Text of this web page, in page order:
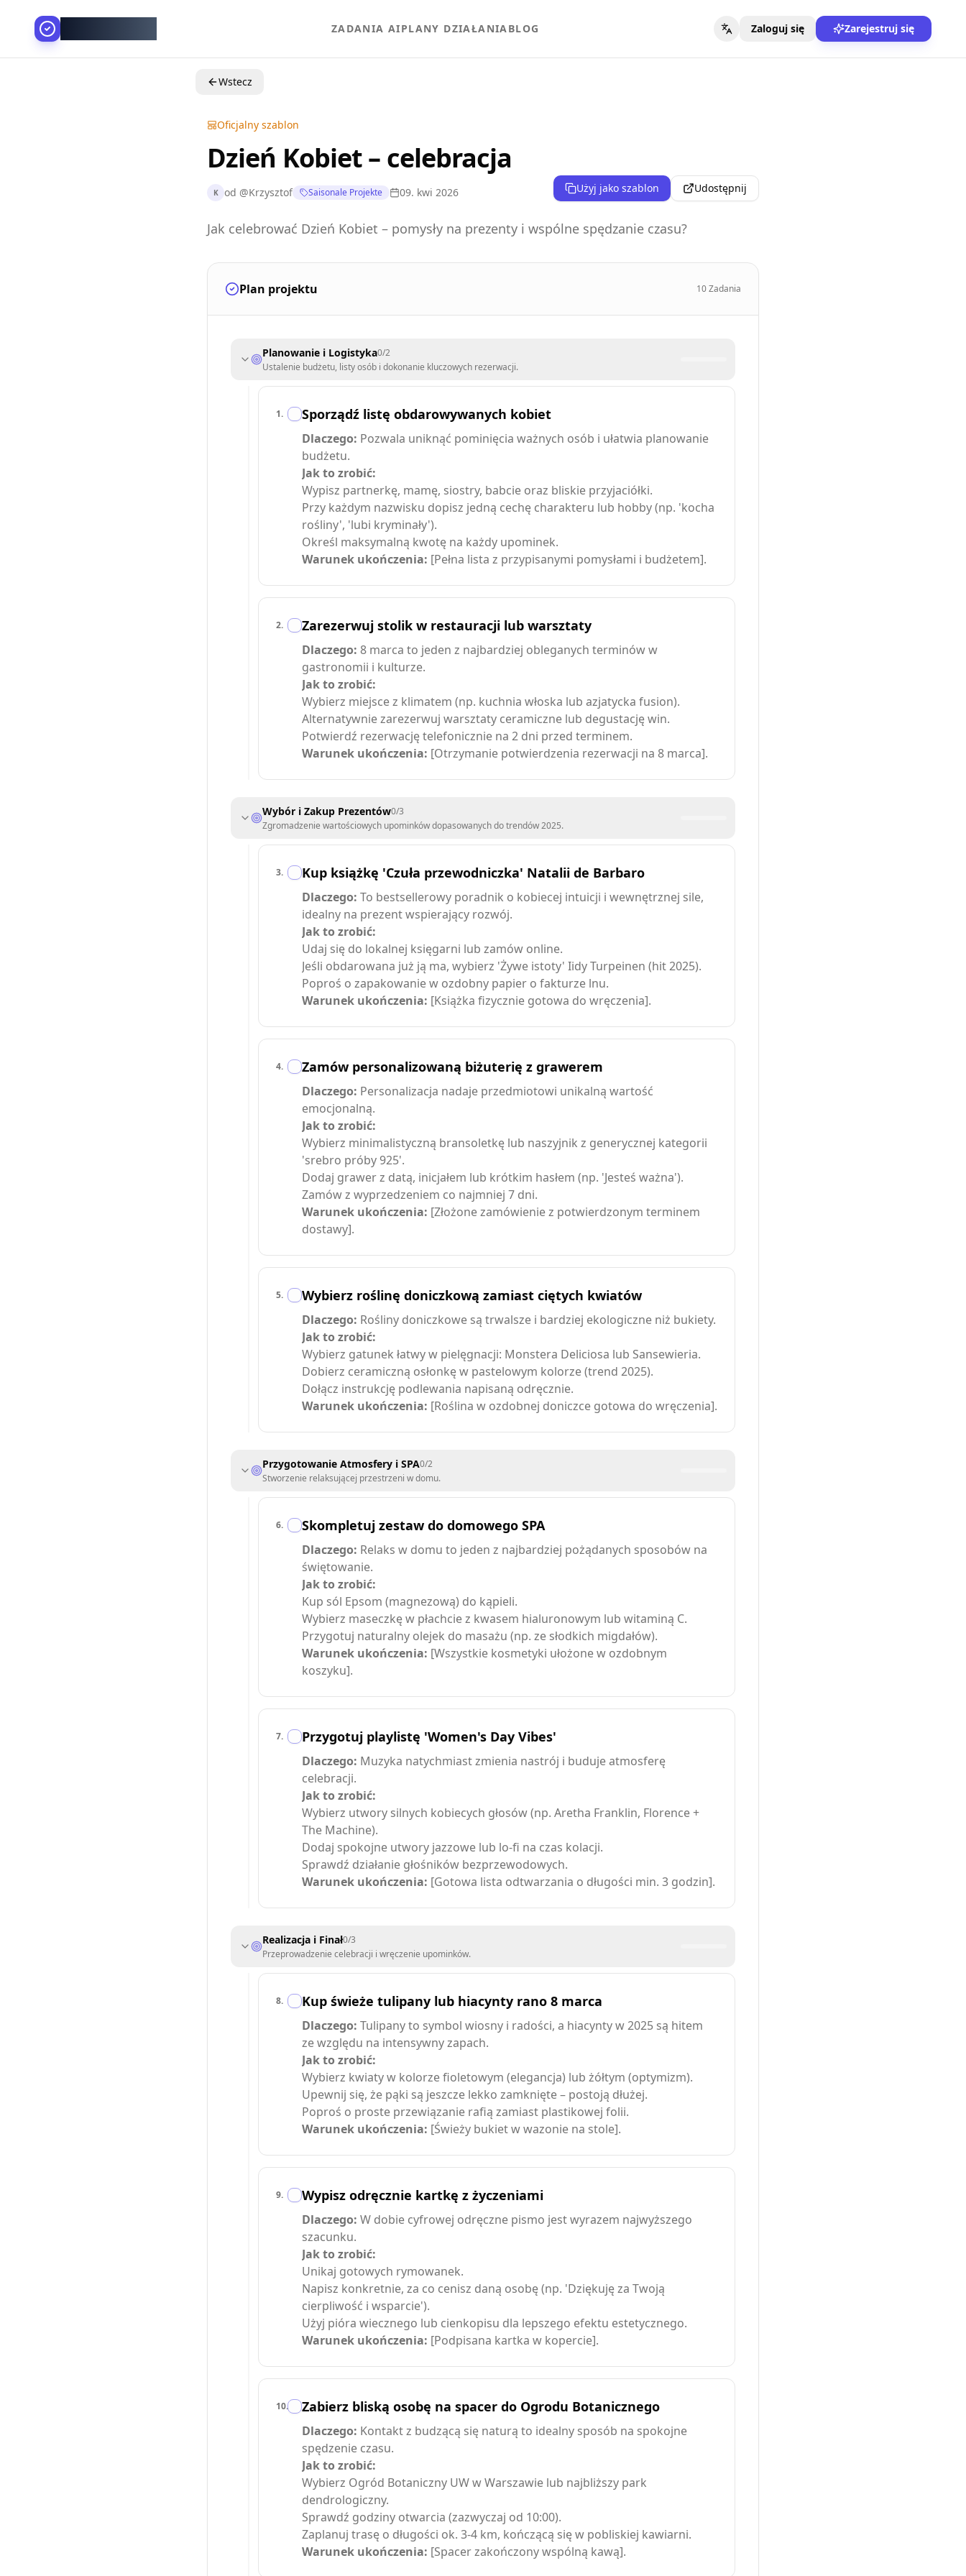
ZADANIA AIPLANY DZIAŁANIABLOG Zaloguj się Zarejestruj się
Wstecz
Oficjalny szablon
Dzień Kobiet – celebracja
K od @Krzysztof Saisonale Projekte 09. kwi 2026 Użyj jako szablon Udostępnij
Jak celebrować Dzień Kobiet – pomysły na prezenty i wspólne spędzanie czasu?
Plan projektu 10Zadania
Planowanie i Logistyka0/2
Ustalenie budżetu, listy osób i dokonanie kluczowych rezerwacji.
1. Sporządź listę obdarowywanych kobiet
Dlaczego: Pozwala uniknąć pominięcia ważnych osób i ułatwia planowanie
budżetu.
Jak to zrobić:
Wypisz partnerkę, mamę, siostry, babcie oraz bliskie przyjaciółki.
Przy każdym nazwisku dopisz jedną cechę charakteru lub hobby (np. 'kocha
rośliny', 'lubi kryminały').
Określ maksymalną kwotę na każdy upominek.
Warunek ukończenia: [Pełna lista z przypisanymi pomysłami i budżetem].
2. Zarezerwuj stolik w restauracji lub warsztaty
Dlaczego: 8 marca to jeden z najbardziej obleganych terminów w
gastronomii i kulturze.
Jak to zrobić:
Wybierz miejsce z klimatem (np. kuchnia włoska lub azjatycka fusion).
Alternatywnie zarezerwuj warsztaty ceramiczne lub degustację win.
Potwierdź rezerwację telefonicznie na 2 dni przed terminem.
Warunek ukończenia: [Otrzymanie potwierdzenia rezerwacji na 8 marca].
Wybór i Zakup Prezentów0/3
Zgromadzenie wartościowych upominków dopasowanych do trendów 2025.
3. Kup książkę 'Czuła przewodniczka' Natalii de Barbaro
Dlaczego: To bestsellerowy poradnik o kobiecej intuicji i wewnętrznej sile,
idealny na prezent wspierający rozwój.
Jak to zrobić:
Udaj się do lokalnej księgarni lub zamów online.
Jeśli obdarowana już ją ma, wybierz 'Żywe istoty' Iidy Turpeinen (hit 2025).
Poproś o zapakowanie w ozdobny papier o fakturze lnu.
Warunek ukończenia: [Książka fizycznie gotowa do wręczenia].
4. Zamów personalizowaną biżuterię z grawerem
Dlaczego: Personalizacja nadaje przedmiotowi unikalną wartość
emocjonalną.
Jak to zrobić:
Wybierz minimalistyczną bransoletkę lub naszyjnik z generycznej kategorii
'srebro próby 925'.
Dodaj grawer z datą, inicjałem lub krótkim hasłem (np. 'Jesteś ważna').
Zamów z wyprzedzeniem co najmniej 7 dni.
Warunek ukończenia: [Złożone zamówienie z potwierdzonym terminem
dostawy].
5. Wybierz roślinę doniczkową zamiast ciętych kwiatów
Dlaczego: Rośliny doniczkowe są trwalsze i bardziej ekologiczne niż bukiety.
Jak to zrobić:
Wybierz gatunek łatwy w pielęgnacji: Monstera Deliciosa lub Sansewieria.
Dobierz ceramiczną osłonkę w pastelowym kolorze (trend 2025).
Dołącz instrukcję podlewania napisaną odręcznie.
Warunek ukończenia: [Roślina w ozdobnej doniczce gotowa do wręczenia].
Przygotowanie Atmosfery i SPA0/2
Stworzenie relaksującej przestrzeni w domu.
6. Skompletuj zestaw do domowego SPA
Dlaczego: Relaks w domu to jeden z najbardziej pożądanych sposobów na
świętowanie.
Jak to zrobić:
Kup sól Epsom (magnezową) do kąpieli.
Wybierz maseczkę w płachcie z kwasem hialuronowym lub witaminą C.
Przygotuj naturalny olejek do masażu (np. ze słodkich migdałów).
Warunek ukończenia: [Wszystkie kosmetyki ułożone w ozdobnym
koszyku].
7. Przygotuj playlistę 'Women's Day Vibes'
Dlaczego: Muzyka natychmiast zmienia nastrój i buduje atmosferę
celebracji.
Jak to zrobić:
Wybierz utwory silnych kobiecych głosów (np. Aretha Franklin, Florence +
The Machine).
Dodaj spokojne utwory jazzowe lub lo-fi na czas kolacji.
Sprawdź działanie głośników bezprzewodowych.
Warunek ukończenia: [Gotowa lista odtwarzania o długości min. 3 godzin].
Realizacja i Finał0/3
Przeprowadzenie celebracji i wręczenie upominków.
8. Kup świeże tulipany lub hiacynty rano 8 marca
Dlaczego: Tulipany to symbol wiosny i radości, a hiacynty w 2025 są hitem
ze względu na intensywny zapach.
Jak to zrobić:
Wybierz kwiaty w kolorze fioletowym (elegancja) lub żółtym (optymizm).
Upewnij się, że pąki są jeszcze lekko zamknięte – postoją dłużej.
Poproś o proste przewiązanie rafią zamiast plastikowej folii.
Warunek ukończenia: [Świeży bukiet w wazonie na stole].
9. Wypisz odręcznie kartkę z życzeniami
Dlaczego: W dobie cyfrowej odręczne pismo jest wyrazem najwyższego
szacunku.
Jak to zrobić:
Unikaj gotowych rymowanek.
Napisz konkretnie, za co cenisz daną osobę (np. 'Dziękuję za Twoją
cierpliwość i wsparcie').
Użyj pióra wiecznego lub cienkopisu dla lepszego efektu estetycznego.
Warunek ukończenia: [Podpisana kartka w kopercie].
10. Zabierz bliską osobę na spacer do Ogrodu Botanicznego
Dlaczego: Kontakt z budzącą się naturą to idealny sposób na spokojne
spędzenie czasu.
Jak to zrobić:
Wybierz Ogród Botaniczny UW w Warszawie lub najbliższy park
dendrologiczny.
Sprawdź godziny otwarcia (zazwyczaj od 10:00).
Zaplanuj trasę o długości ok. 3-4 km, kończącą się w pobliskiej kawiarni.
Warunek ukończenia: [Spacer zakończony wspólną kawą].